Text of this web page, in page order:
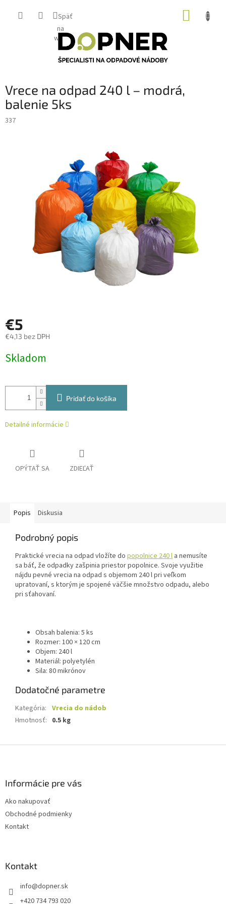
Späť
na
web
Vrece na odpad 240 l – modrá,
balenie 5ks
337
€5
€4,13 bez DPH
cena:
Skladom
Pridať do košíka
Detailné informácie
OPÝTAŤ SA ZDIEĽAŤ
Popis Diskusia
Podrobný popis
Praktické vrecia na odpad vložíte do popolnice 240 l a nemusíte
sa báť, že odpadky zašpinia priestor popolnice. Svoje využitie
nájdu pevné vrecia na odpad s objemom 240 l pri veľkom
upratovaní, s ktorým je spojené väčšie množstvo odpadu, alebo
pri sťahovaní.
Obsah balenia: 5 ks
Rozmer: 100 × 120 cm
Objem: 240 l
Materiál: polyetylén
Sila: 80 mikrónov
Dodatočné parametre
Kategória: Vrecia do nádob
Hmotnosť: 0.5 kg
Informácie pre vás
Ako nakupovať
Obchodné podmienky
Kontakt
Kontakt
info@dopner.sk
+420 734 793 020